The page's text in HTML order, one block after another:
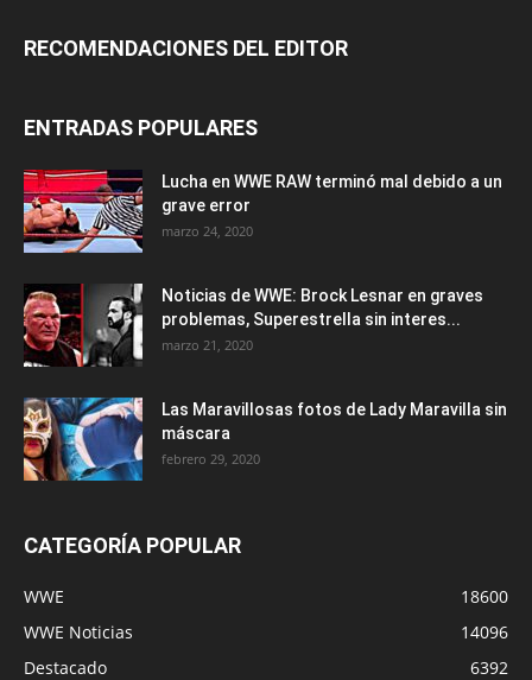
RECOMENDACIONES DEL EDITOR
ENTRADAS POPULARES
Lucha en WWE RAW terminó mal debido a un
grave error
marzo 24, 2020
Noticias de WWE: Brock Lesnar en graves
problemas, Superestrella sin interes...
marzo 21, 2020
Las Maravillosas fotos de Lady Maravilla sin
máscara
febrero 29, 2020
CATEGORÍA POPULAR
WWE
18600
WWE Noticias
14096
Destacado
6392